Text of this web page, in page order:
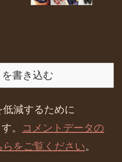
書き込む
減するために
。
コメントデータの
をご覧ください。